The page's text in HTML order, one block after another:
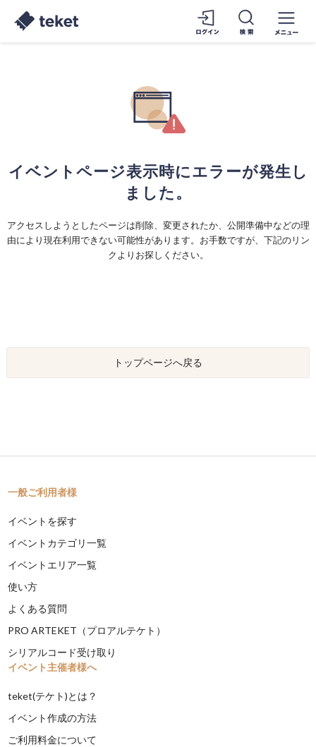
イベントページ表示時にエラーが発生し
ました。
アクセスしようとしたページは削除、変更されたか、公開準備中などの理
由により現在利用できない可能性があります。お手数ですが、下記のリン
クよりお探しください。
トップページへ戻る
一般ご利用者様
イベントを探す
イベントカテゴリ一覧
イベントエリア一覧
使い方
よくある質問
PRO ARTEKET（プロアルテケト）
シリアルコード受け取り
イベント主催者様へ
teket(テケト)とは？
イベント作成の方法
ご利用料金について